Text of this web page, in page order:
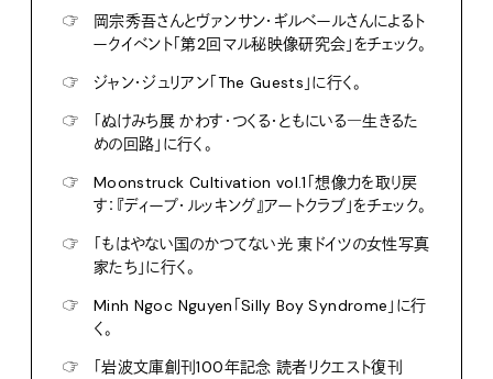
☞
岡宗秀吾さんとヴァンサン・ギルベールさんによるト
ークイベント「第2回マル秘映像研究会」をチェック。
☞
ジャン・ジュリアン「The Guests」に行く。
☞
「ぬけみち展 かわす・つくる・ともにいる―生きるた
めの回路」に行く。
☞
Moonstruck Cultivation vol.1「想像力を取り戻
す：『ディープ・ルッキング』アートクラブ」をチェック。
☞
「もはやない国のかつてない光 東ドイツの女性写真
家たち」に行く。
☞
Minh Ngoc Nguyen「Silly Boy Syndrome」に行
く。
☞
「岩波文庫創刊100年記念 読者リクエスト復刊